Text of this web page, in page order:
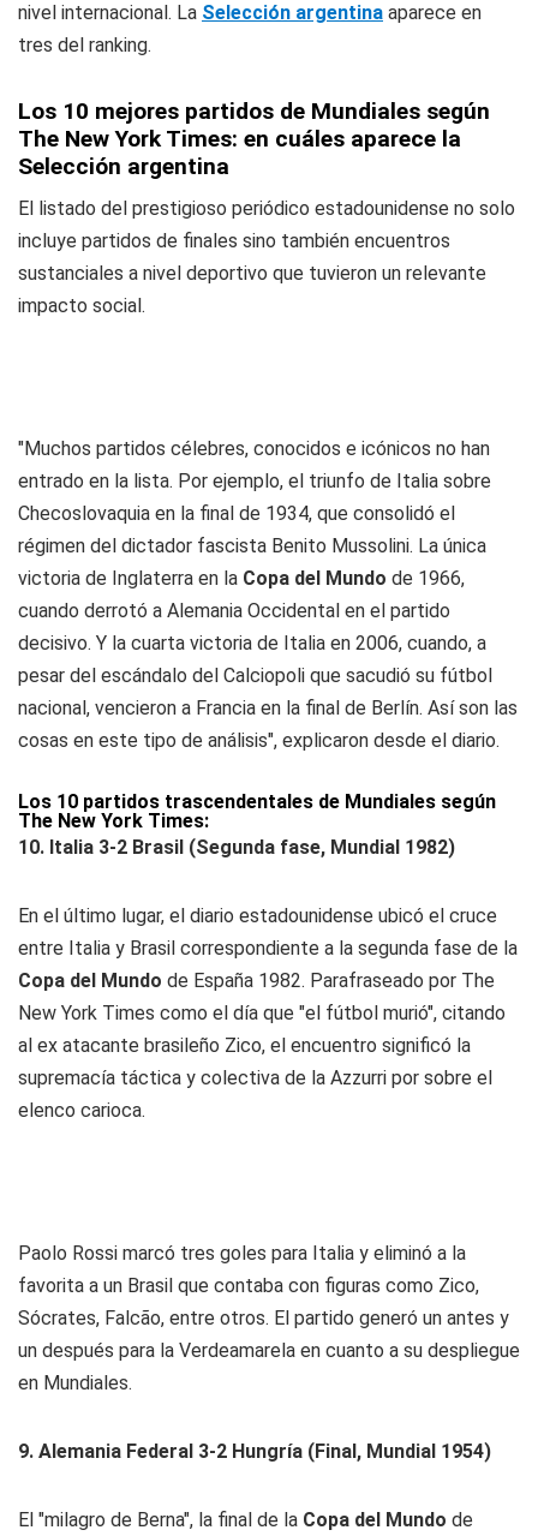
nivel internacional. La Selección argentina aparece en
tres del ranking.
Los 10 mejores partidos de Mundiales según
The New York Times: en cuáles aparece la
Selección argentina
El listado del prestigioso periódico estadounidense no solo
incluye partidos de finales sino también encuentros
sustanciales a nivel deportivo que tuvieron un relevante
impacto social.
"Muchos partidos célebres, conocidos e icónicos no han
entrado en la lista. Por ejemplo, el triunfo de Italia sobre
Checoslovaquia en la final de 1934, que consolidó el
régimen del dictador fascista Benito Mussolini. La única
victoria de Inglaterra en la Copa del Mundo de 1966,
cuando derrotó a Alemania Occidental en el partido
decisivo. Y la cuarta victoria de Italia en 2006, cuando, a
pesar del escándalo del Calciopoli que sacudió su fútbol
nacional, vencieron a Francia en la final de Berlín. Así son las
cosas en este tipo de análisis", explicaron desde el diario.
Los 10 partidos trascendentales de Mundiales según
The New York Times:
10. Italia 3-2 Brasil (Segunda fase, Mundial 1982)
En el último lugar, el diario estadounidense ubicó el cruce
entre Italia y Brasil correspondiente a la segunda fase de la
Copa del Mundo de España 1982. Parafraseado por The
New York Times como el día que "el fútbol murió", citando
al ex atacante brasileño Zico, el encuentro significó la
supremacía táctica y colectiva de la Azzurri por sobre el
elenco carioca.
Paolo Rossi marcó tres goles para Italia y eliminó a la
favorita a un Brasil que contaba con figuras como Zico,
Sócrates, Falcão, entre otros. El partido generó un antes y
un después para la Verdeamarela en cuanto a su despliegue
en Mundiales.
9. Alemania Federal 3-2 Hungría (Final, Mundial 1954)
El "milagro de Berna", la final de la Copa del Mundo de